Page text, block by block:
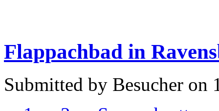
Flappachbad in
Submitted by Besucher on